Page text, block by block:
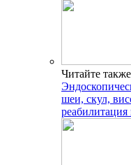
Читайте
шеи, скул,
реабилитация